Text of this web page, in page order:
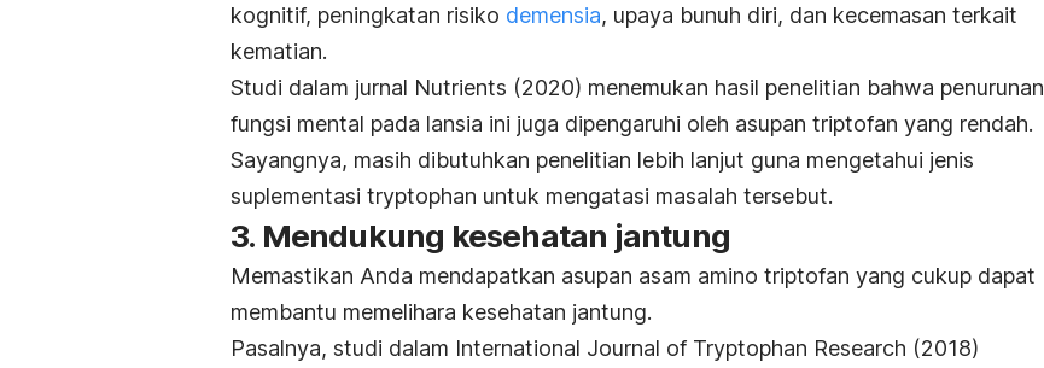
kognitif, peningkatan risiko demensia, upaya bunuh diri, dan kecemasan terkait
kematian.
Studi dalam jurnal Nutrients (2020) menemukan hasil penelitian bahwa penurunan
fungsi mental pada lansia ini juga dipengaruhi oleh asupan triptofan yang rendah.
Sayangnya, masih dibutuhkan penelitian lebih lanjut guna mengetahui jenis
suplementasi tryptophan untuk mengatasi masalah tersebut.
3. Mendukung kesehatan jantung
Memastikan Anda mendapatkan asupan asam amino triptofan yang cukup dapat
membantu memelihara kesehatan jantung.
Pasalnya, studi dalam International Journal of Tryptophan Research (2018)